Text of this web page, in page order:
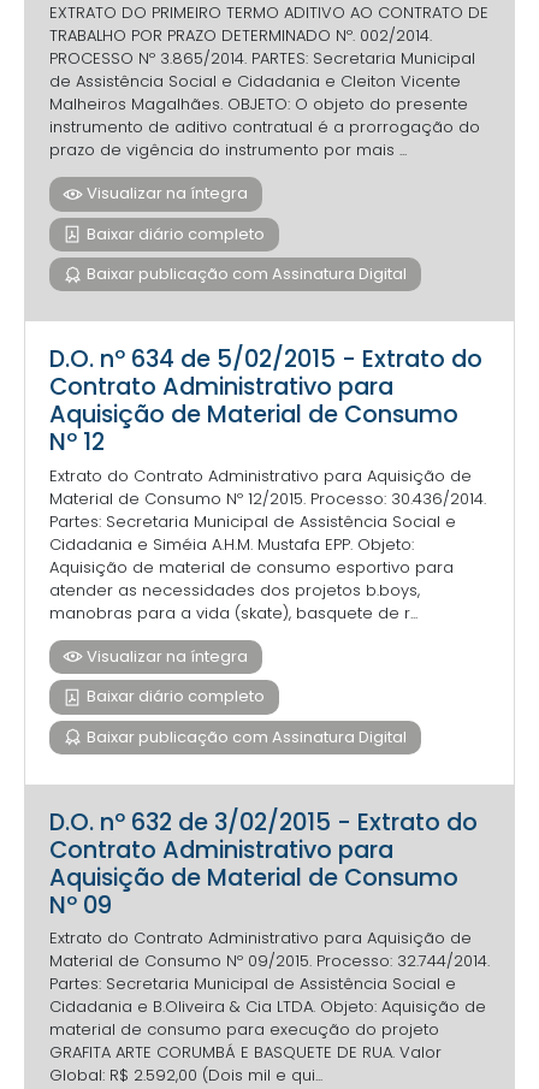
EXTRATO DO PRIMEIRO TERMO ADITIVO AO CONTRATO DE
TRABALHO POR PRAZO DETERMINADO Nº. 002/2014.
PROCESSO Nº 3.865/2014. PARTES: Secretaria Municipal
de Assistência Social e Cidadania e Cleiton Vicente
Malheiros Magalhães. OBJETO: O objeto do presente
instrumento de aditivo contratual é a prorrogação do
prazo de vigência do instrumento por mais ...
Visualizar na íntegra
Baixar diário completo
Baixar publicação com Assinatura Digital
D.O. nº 634 de 5/02/2015 - Extrato do
Contrato Administrativo para
Aquisição de Material de Consumo
Nº 12
Extrato do Contrato Administrativo para Aquisição de
Material de Consumo Nº 12/2015. Processo: 30.436/2014.
Partes: Secretaria Municipal de Assistência Social e
Cidadania e Siméia A.H.M. Mustafa EPP. Objeto:
Aquisição de material de consumo esportivo para
atender as necessidades dos projetos b.boys,
manobras para a vida (skate), basquete de r...
Visualizar na íntegra
Baixar diário completo
Baixar publicação com Assinatura Digital
D.O. nº 632 de 3/02/2015 - Extrato do
Contrato Administrativo para
Aquisição de Material de Consumo
Nº 09
Extrato do Contrato Administrativo para Aquisição de
Material de Consumo Nº 09/2015. Processo: 32.744/2014.
Partes: Secretaria Municipal de Assistência Social e
Cidadania e B.Oliveira & Cia LTDA. Objeto: Aquisição de
material de consumo para execução do projeto
GRAFITA ARTE CORUMBÁ E BASQUETE DE RUA. Valor
Global: R$ 2.592,00 (Dois mil e qui...